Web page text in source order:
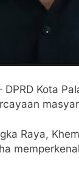
DPRD Kota
Raya,